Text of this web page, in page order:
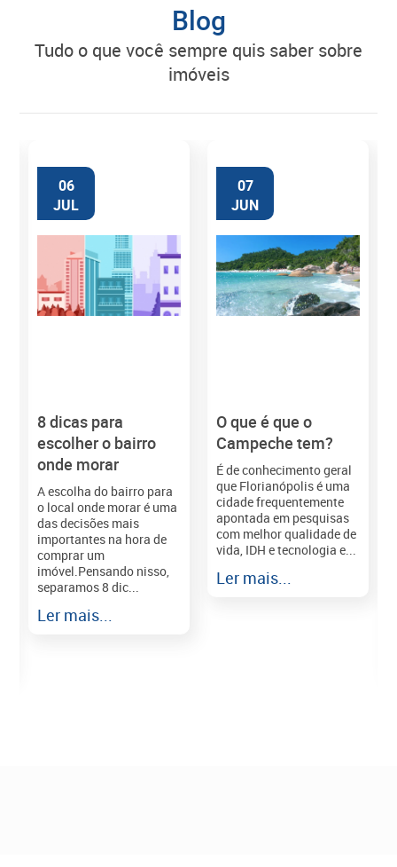
Blog
tudo o que você sempre quis saber sobre
imóveis
06
JUL
8 dicas para
escolher o bairro
onde morar
A escolha do bairro para
o local onde morar é uma
das decisões mais
importantes na hora de
comprar um
imóvel.Pensando nisso,
separamos 8 dic...
Ler mais...
07
JUN
O que é que o
Campeche tem?
É de conhecimento geral
que Florianópolis é uma
cidade frequentemente
apontada em pesquisas
com melhor qualidade de
vida, IDH e tecnologia e...
Ler mais...